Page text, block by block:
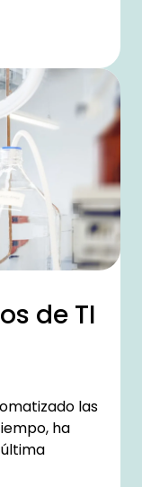
de TI
las
ha